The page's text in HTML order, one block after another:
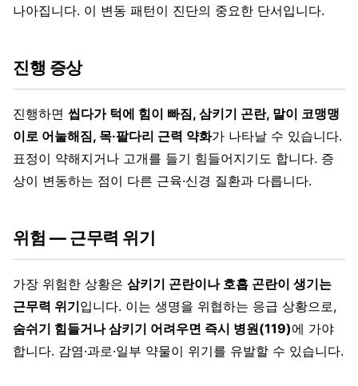
나아집니다. 이 변동 패턴이 진단의 중요한 단서입니다.
진행 증상
진행하면 씹다가 턱에 힘이 빠짐, 삼키기 곤란, 말이 코맹맹
이로 어눌해짐, 목·팔다리 근력 약화가 나타날 수 있습니다.
표정이 약해지거나 고개를 들기 힘들어지기도 합니다. 증
상이 변동하는 점이 다른 근육·신경 질환과 다릅니다.
위험 — 근무력 위기
가장 위험한 상황은 삼키기 곤란이나 호흡 곤란이 생기는
근무력 위기입니다. 이는 생명을 위협하는 응급 상황으로,
숨쉬기 힘들거나 삼키기 어려우면 즉시 병원(119)에 가야
합니다. 감염·과로·일부 약물이 위기를 유발할 수 있습니다.